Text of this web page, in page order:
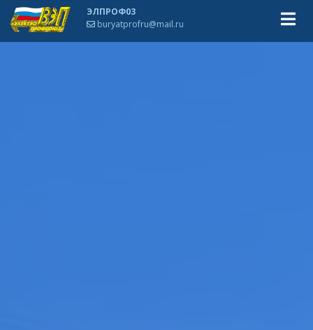
ЭЛПРОФ03
buryatprofru@mail.ru